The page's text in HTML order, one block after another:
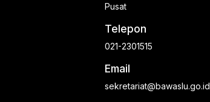
Pusat
Telepon
021-2301515
Email
sekretariat@bawaslu.go.id